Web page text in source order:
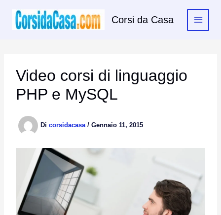
contenuto
Corsi da Casa
Video corsi di linguaggio
PHP e MySQL
Di corsidacasa / Gennaio 11, 2015